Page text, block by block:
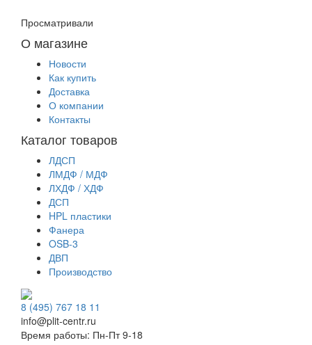
Просматривали
О магазине
Новости
Как купить
Доставка
О компании
Контакты
Каталог товаров
ЛДСП
ЛМДФ / МДФ
ЛХДФ / ХДФ
ДСП
HPL пластики
Фанера
OSB-3
ДВП
Производство
8 (495) 767 18 11
info@plit-centr.ru
Время работы: Пн-Пт 9-18